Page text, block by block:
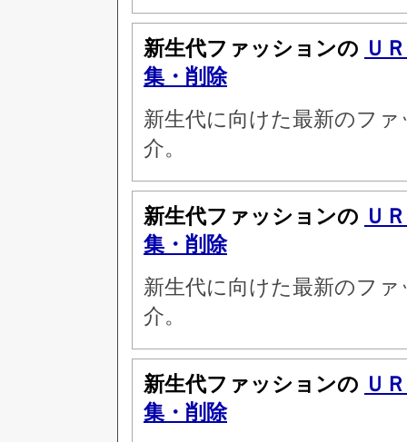
新生代ファッションの Ｕ
集・削除
新生代に向けた最新のフ
介。
新生代ファッションの Ｕ
集・削除
新生代に向けた最新のフ
介。
新生代ファッションの Ｕ
集・削除